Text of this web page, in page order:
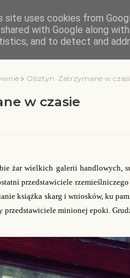
Olsztyn. Zatrzymane w
w czasie
żar wielkich galerii handlowych,
przedstawiciele
książka skarg i wniosków, ku
przedstawiciele minionej epoki.
site uses cookies from
with Google along
and to detect and